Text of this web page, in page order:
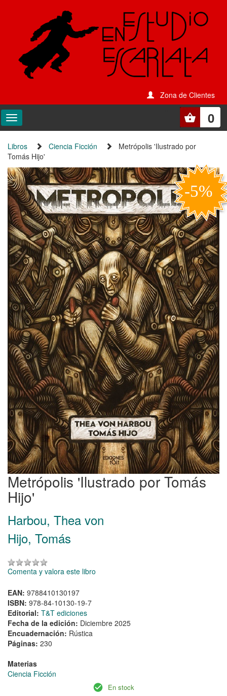
Zona de Clientes
0
Libros Ciencia Ficción
Metrópolis 'Ilustrado por
Tomás Hijo'
Metrópolis 'Ilustrado por Tomás
Hijo'
Harbou, Thea von
Hijo, Tomás
Comenta y valora este libro
EAN: 9788410130197
ISBN: 978-84-10130-19-7
Editorial: T&T ediciones
Fecha de la edición: Diciembre 2025
Encuadernación: Rústica
Páginas: 230
Materias
Ciencia Ficción
En stock